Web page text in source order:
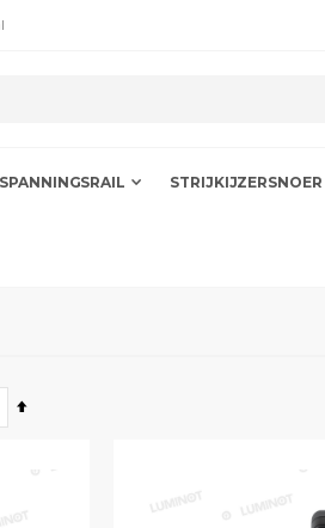
SPANNINGSRAIL STRIJKIJZERSNOER
Van